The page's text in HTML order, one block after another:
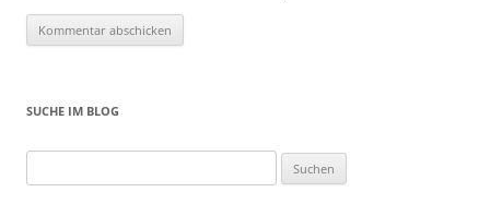
SUCHE IM BLOG
nach: